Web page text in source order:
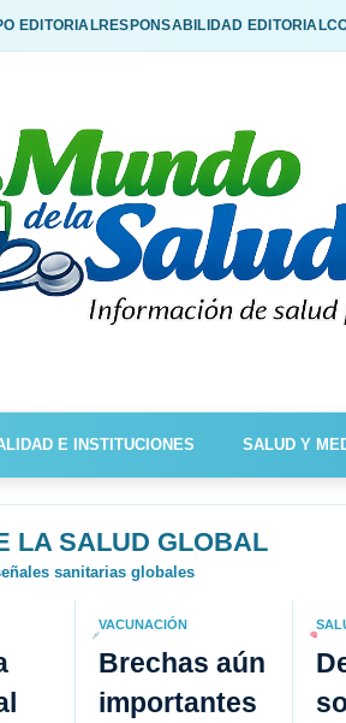
EDITORIALRESPONSABILIDAD EDITORIAL
E INSTITUCIONES SALUD Y
LA SALUD GLOBAL
sanitarias globales
VACUNACIÓN
Brechas aún
importantes